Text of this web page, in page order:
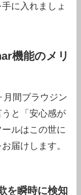
に入れましょ
機能のメリ
月間ブラウジン
と「安心感が
ルはこの世に
届けします。
を瞬時に検知